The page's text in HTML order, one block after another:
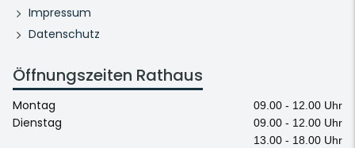
Impressum
Datenschutz
Öffnungszeiten Rathaus
Montag 09.00 - 12.00 Uhr
Dienstag
09.00 - 12.00 Uhr
13.00 - 18.00 Uhr